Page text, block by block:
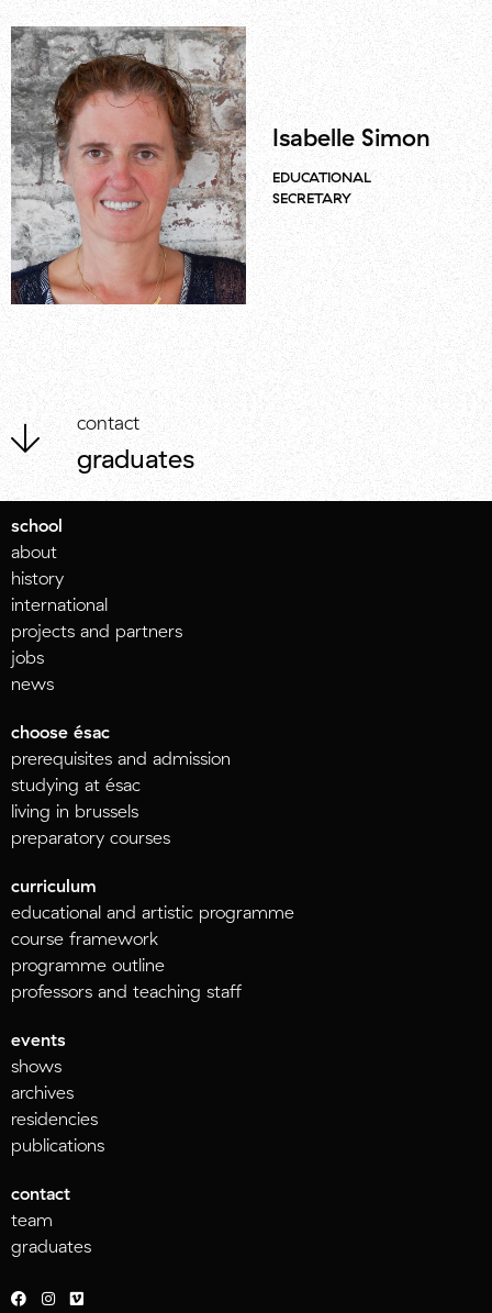
Isabelle Simon
EDUCATIONAL
SECRETARY
contact
graduates
school
about
history
international
projects and partners
jobs
news
choose ésac
prerequisites and admission
studying at ésac
living in brussels
preparatory courses
curriculum
educational and artistic programme
course framework
programme outline
professors and teaching staff
events
shows
archives
residencies
publications
contact
team
graduates